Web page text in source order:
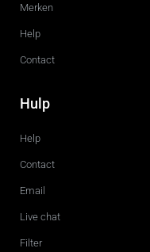
Merken
Help
Contact
Hulp
Help
Contact
Email
Live chat
Filter